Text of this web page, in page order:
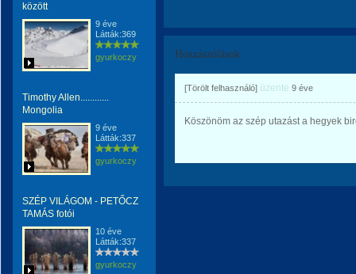
között
9 éve
Látták:369
gyurkoczy
Timothy Allen............
Mongolia
9 éve
Látták:337
gyurkoczy
SZÉP VILÁGOM - PETŐCZ
TAMÁS fotói
10 éve
Látták:337
gyurkoczy
Hozzászólások
[Törölt felhasználó] üzente 9 éve
Köszönöm az szép utazást a hegyek